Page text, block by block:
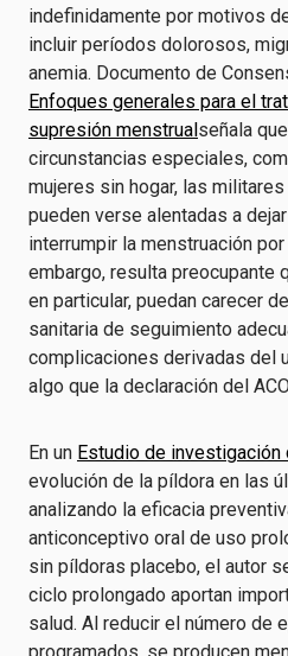
indefinidamente por motivos
incluir períodos dolorosos,
anemia. Documento de
Enfoques generales para el
supresión menstrualseñala
circunstancias especiales,
mujeres sin hogar, las
pueden verse alentadas a
interrumpir la menstruación
embargo, resulta preocupante
en particular, puedan carecer
sanitaria de seguimiento
complicaciones derivadas del
algo que la declaración del
En un Estudio de investigación
evolución de la píldora en las
analizando la eficacia
anticonceptivo oral de uso
sin píldoras placebo, el autor
ciclo prolongado aportan
salud. Al reducir el número de